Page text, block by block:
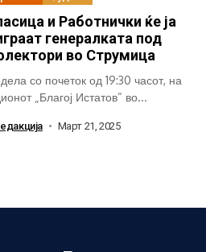
и Работнички ќе ја
генералката под
во Струмица
со почеток од 19:30 часот, на
„Благој Истатов“ во...
Март 21, 2025